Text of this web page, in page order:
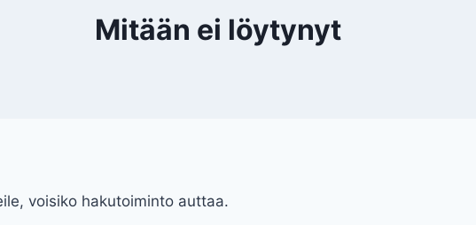
Mitään ei löytynyt
voisiko hakutoiminto auttaa.